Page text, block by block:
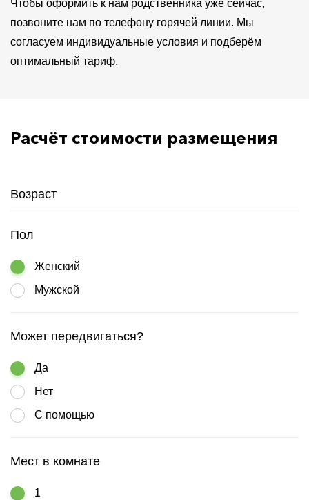
Чтобы оформить к нам родственника уже сейчас,
позвоните нам по телефону горячей линии. Мы
согласуем индивидуальные условия и подберём
оптимальный тариф.
Расчёт стоимости размещения
Возраст
Пол
Женский
Мужской
Может передвигаться?
Да
Нет
С помощью
Мест в комнате
1